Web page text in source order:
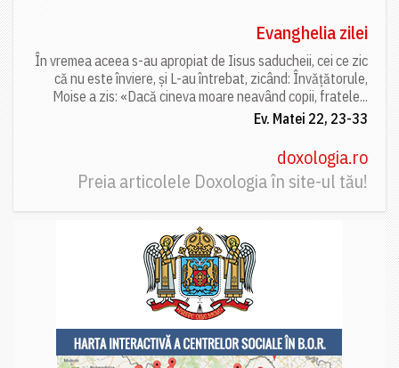
Evanghelia zilei
În vremea aceea s-au apropiat de Iisus saducheii, cei ce zic
că nu este înviere, și L-au întrebat, zicând: Învățătorule,
Moise a zis: «Dacă cineva moare neavând copii, fratele...
Ev. Matei 22, 23-33
doxologia.ro
Preia articolele Doxologia în site-ul tău!